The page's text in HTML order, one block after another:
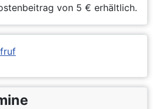
von 5 € erhältlich.